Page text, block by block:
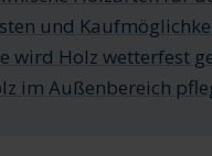
und
wird Holz wetterfest
im Außenbereich